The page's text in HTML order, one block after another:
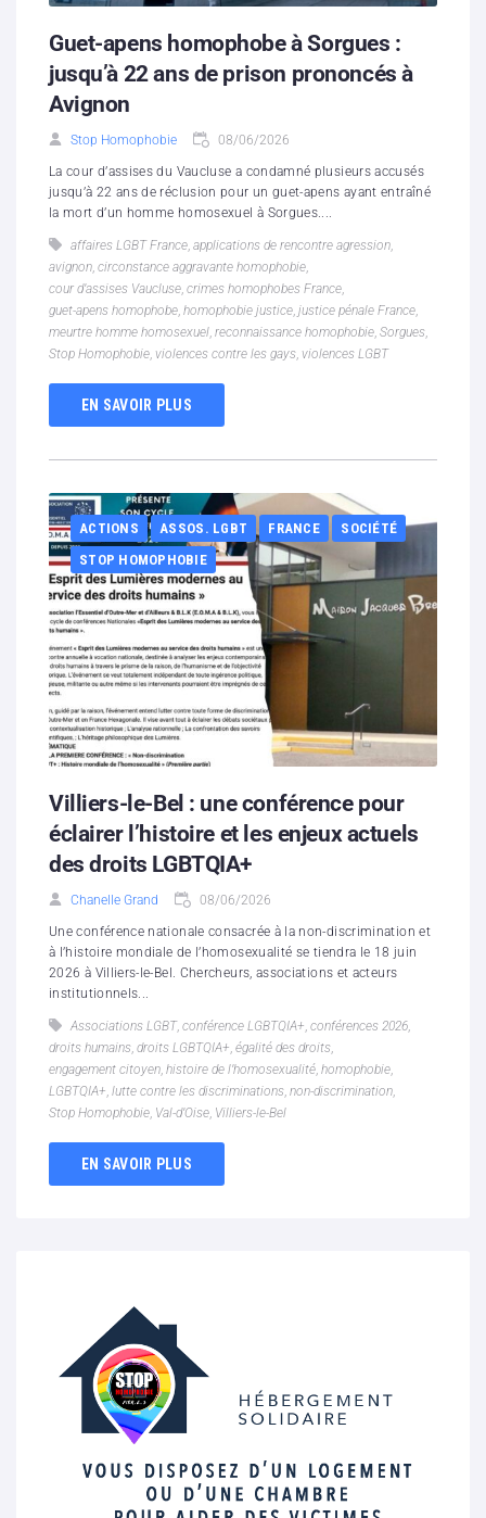
Guet-apens homophobe à Sorgues :
jusqu’à 22 ans de prison prononcés à
Avignon
Stop Homophobie 08/06/2026
La cour d’assises du Vaucluse a condamné plusieurs accusés
jusqu’à 22 ans de réclusion pour un guet-apens ayant entraîné
la mort d’un homme homosexuel à Sorgues....
affaires LGBT France, applications de rencontre agression,
avignon, circonstance aggravante homophobie,
cour d’assises Vaucluse, crimes homophobes France,
guet-apens homophobe, homophobie justice, justice pénale France,
meurtre homme homosexuel, reconnaissance homophobie, Sorgues,
Stop Homophobie, violences contre les gays, violences LGBT
EN SAVOIR PLUS
ACTIONS ASSOS. LGBT FRANCE
SOCIÉTÉ
STOP HOMOPHOBIE
Villiers-le-Bel : une conférence pour
éclairer l’histoire et les enjeux actuels
des droits LGBTQIA+
Chanelle Grand 08/06/2026
Une conférence nationale consacrée à la non-discrimination et
à l’histoire mondiale de l’homosexualité se tiendra le 18 juin
2026 à Villiers-le-Bel. Chercheurs, associations et acteurs
institutionnels...
Associations LGBT, conférence LGBTQIA+, conférences 2026,
droits humains, droits LGBTQIA+, égalité des droits,
engagement citoyen, histoire de l’homosexualité, homophobie,
LGBTQIA+, lutte contre les discriminations, non-discrimination,
Stop Homophobie, Val-d’Oise, Villiers-le-Bel
EN SAVOIR PLUS